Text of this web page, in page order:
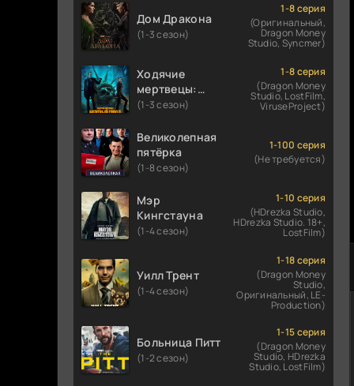
Дом Дракона
(1-3 сезон)
1-8 серия
(Оригинальный,
Dragon Money
Studio, Syncmer)
Ходячие
мертвецы:
Мертвый
(1-3 сезон)
1-8 серия
(Dragon Money
Studio, LostFilm,
ViruseProject)
Великолепная
пятёрка
(1-8 сезон)
1-100 серия
(Не требуется)
Мэр
Кингстауна
(1-4 сезон)
1-10 серия
(HDrezka Studio,
HDrezka Studio. 18+,
LostFilm)
Уилл Трент
(1-4 сезон)
1-18 серия
(Dragon Money
Studio,
Оригинальный, LE-
Production)
Больница Питт
(1-2 сезон)
1-15 серия
(Dragon Money
Studio, HDrezka
Studio, LostFilm)